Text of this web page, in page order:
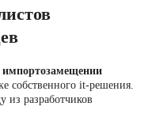
импортозамещении
собственного it-решения.
из разработчиков